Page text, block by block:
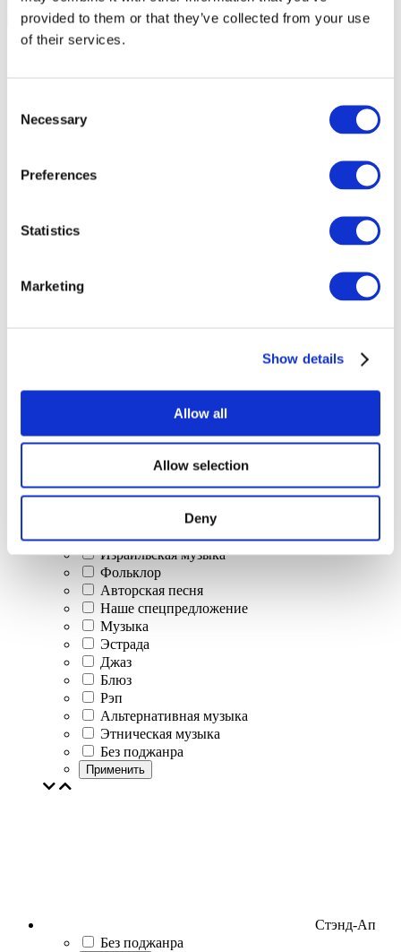
provided to them or that they’ve collected from your use
of their services.
Selection
Necessary
Preferences
Statistics
Marketing
Show details
Allow all
Allow selection
Deny
Классическая музыка
Поп-музыка
Джаз и блюз
Израильская музыка
Фольклор
Авторская песня
Наше спецпредложение
Музыка
Эстрада
Джаз
Блюз
Рэп
Альтернативная музыка
Этническая музыка
Без поджанра
Применить
Стэнд-Ап
Без поджанра